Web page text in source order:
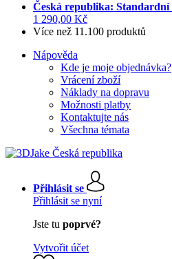
Česká republika: Standardní
1 290,00 Kč
Více než 11.100 produktů
Nápověda
Kde je moje objednávka?
Vrácení zboží
Náklady na dopravu
Možnosti platby
Kontaktujte nás
Všechna témata
Přihlásit se
Přihlásit se nyní
Jste tu poprvé?
Vytvořit účet